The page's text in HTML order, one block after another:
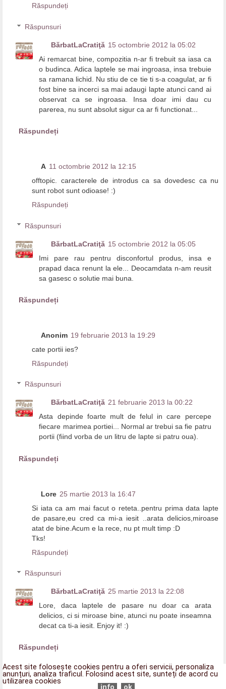
Răspundeți
Răspunsuri
BărbatLaCratiţă 15 octombrie 2012 la 05:02
Ai remarcat bine, compozitia n-ar fi trebuit sa iasa ca
o budinca. Adica laptele se mai ingroasa, insa trebuie
sa ramana lichid. Nu stiu de ce tie ti s-a coagulat, ar fi
fost bine sa incerci sa mai adaugi lapte atunci cand ai
observat ca se ingroasa. Insa doar imi dau cu
parerea, nu sunt absolut sigur ca ar fi functionat...
Răspundeți
A 11 octombrie 2012 la 12:15
offtopic. caracterele de introdus ca sa dovedesc ca nu
sunt robot sunt odioase! :)
Răspundeți
Răspunsuri
BărbatLaCratiţă 15 octombrie 2012 la 05:05
Imi pare rau pentru disconfortul produs, insa e
prapad daca renunt la ele... Deocamdata n-am reusit
sa gasesc o solutie mai buna.
Răspundeți
Anonim 19 februarie 2013 la 19:29
cate portii ies?
Răspundeți
Răspunsuri
BărbatLaCratiţă 21 februarie 2013 la 00:22
Asta depinde foarte mult de felul in care percepe
fiecare marimea portiei... Normal ar trebui sa fie patru
portii (fiind vorba de un litru de lapte si patru oua).
Răspundeți
Lore 25 martie 2013 la 16:47
Si iata ca am mai facut o reteta..pentru prima data lapte
de pasare,eu cred ca mi-a iesit ..arata delicios,miroase
atat de bine.Acum e la rece, nu pt mult timp :D
Tks!
Răspundeți
Răspunsuri
BărbatLaCratiţă 25 martie 2013 la 22:08
Lore, daca laptele de pasare nu doar ca arata
delicios, ci si miroase bine, atunci nu poate inseamna
decat ca ti-a iesit. Enjoy it! :)
Răspundeți
Unknown 20 aprilie 2013 la 22:48
Acest site folosește cookies pentru a oferi servicii, personaliza
anunțuri, analiza traficul. Folosind acest site, sunteți de acord cu
utilizarea cookies
info ok